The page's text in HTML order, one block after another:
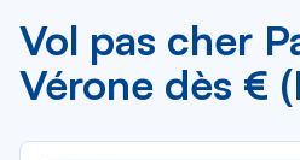
Vol pas cher
Vérone dès €